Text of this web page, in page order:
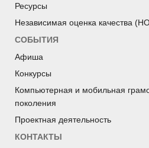
Ресурсы
Независимая оценка качества
СОБЫТИЯ
Афиша
Конкурсы
Компьютерная и мобильная
поколения
Проектная деятельность
КОНТАКТЫ